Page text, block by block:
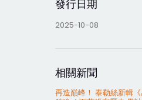
發行日期
2025-10-08
相關新聞
再造巔峰！ 泰勒絲新輯